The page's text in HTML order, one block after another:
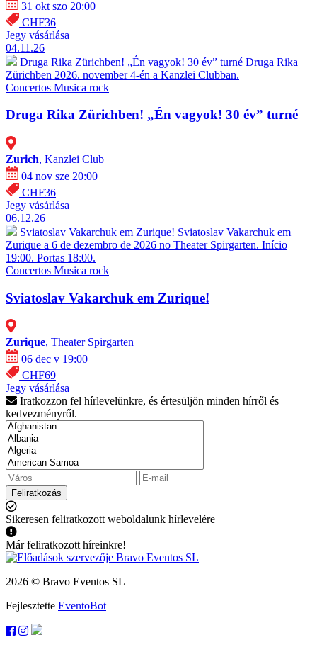
31 okt szo 20:00
CHF36
Jegy vásárlása
04.11.26
Druga Rika Zürichben! „Én vagyok! 30 év” turné Druga Rika
Zürichben 2026. november 4-én a Kanzlei Clubban.
Concertos Musica rock
Druga Rika Zürichben! „Én vagyok! 30 év” turné
Zurich, Kanzlei Club
04 nov sze 20:00
CHF36
Jegy vásárlása
06.12.26
Sviatoslav Vakarchuk em Zurique! Sviatoslav Vakarchuk em
Zurique a 6 de dezembro de 2026 no Theater Spirgarten. Início
19:00. Portas 18:00.
Concertos Musica rock
Sviatoslav Vakarchuk em Zurique!
Zurique, Theater Spirgarten
06 dec v 19:00
CHF69
Jegy vásárlása
Iratkozzon fel hírlevelünkre, és értesüljön minden hírről és
kedvezményről.
Feliratkozás
Sikeresen feliratkozott weboldalunk hírlevelére
Már feliratkozott híreinkre!
2026 © Bravo Eventos SL
Fejlesztette EventoBot